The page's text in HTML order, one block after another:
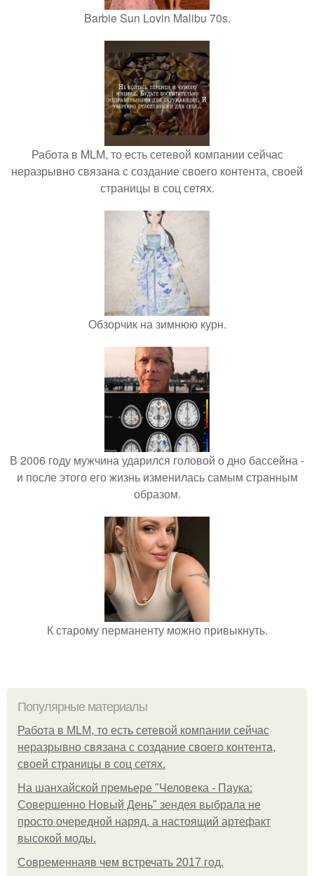
Barbie Sun Lovin Malibu 70s.
Работа в MLM, то есть сетевой компании сейчас
неразрывно связана с создание своего контента, своей
страницы в соц сетях.
Обзорчик на зимнюю курн.
В 2006 году мужчина ударился головой о дно бассейна -
и после этого его жизнь изменилась самым странным
образом.
К старому перманенту можно привыкнуть.
Популярные материалы
Работа в MLM, то есть сетевой компании сейчас
неразрывно связана с создание своего контента,
своей страницы в соц сетях.
На шанхайской премьере "Человека - Паука:
Совершенно Новый День" зендея выбрала не
просто очередной наряд, а настоящий артефакт
высокой моды.
Современнаяв чем встречать 2017 год.